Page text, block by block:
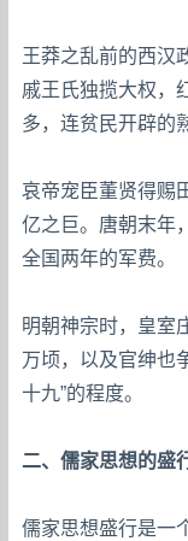
王莽之乱前的西汉
戚王氏独揽大权，
多，连贫民开辟的
哀帝宠臣董贤得赐
亿之巨。唐朝末年
全国两年的军费。
明朝神宗时，皇室
万顷，以及官绅也
十九”的程度。
二、儒家思想的盛
儒家思想盛行是一